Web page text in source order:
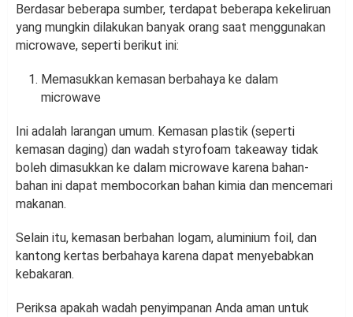
Berdasar beberapa sumber, terdapat beberapa kekeliruan
yang mungkin dilakukan banyak orang saat menggunakan
microwave, seperti berikut ini:
Memasukkan kemasan berbahaya ke dalam
microwave
Ini adalah larangan umum. Kemasan plastik (seperti
kemasan daging) dan wadah styrofoam takeaway tidak
boleh dimasukkan ke dalam microwave karena bahan-
bahan ini dapat membocorkan bahan kimia dan mencemari
makanan.
Selain itu, kemasan berbahan logam, aluminium foil, dan
kantong kertas berbahaya karena dapat menyebabkan
kebakaran.
Periksa apakah wadah penyimpanan Anda aman untuk